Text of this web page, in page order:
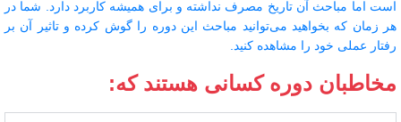
است اما مباحث آن تاریخ مصرف نداشته و برای همیشه کاربرد دارد. شما در
هر زمان که بخواهید می‌توانید مباحث این دوره را گوش کرده و تاثیر آن بر
رفتار عملی خود را مشاهده کنید.‌
مخاطبان دوره کسانی هستند که: